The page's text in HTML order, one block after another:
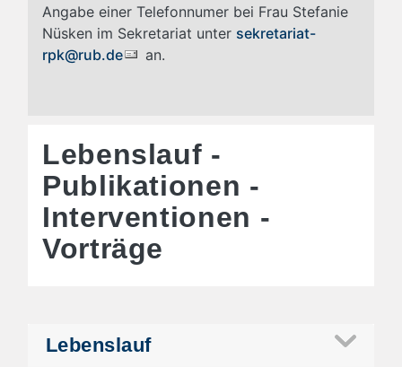
Angabe einer Telefonnumer bei Frau Stefanie
Nüsken im Sekretariat unter sekretariat-
rpk@rub.de
an.
Lebenslauf -
Publikationen -
Interventionen -
Vorträge
Lebenslauf